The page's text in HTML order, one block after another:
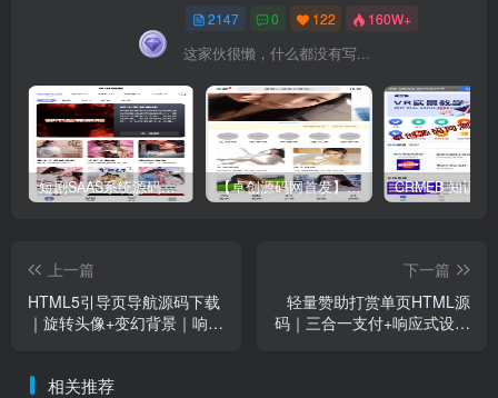
2147 0 122 160W+
这家伙很懒，什么都没有写...
短剧SAAS系统源码｜多端分销+云存储+多租户架构 【卓创源码网首发】全开源视频打赏系统源码｜双模板+代理分站+易支付对接｜API全面修复｜站长盈利利器！​
上一篇
HTML5引导页导航源码下载
｜旋转头像+变幻背景｜响应
下一篇
轻量赞助打赏单页HTML源
码｜三合一支付+响应式设计
相关推荐